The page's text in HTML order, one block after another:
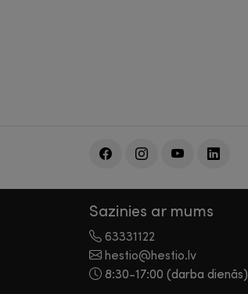
Sazinies ar mums
63331122
hestio@hestio.lv
8:30-17:00 (darba dienās)